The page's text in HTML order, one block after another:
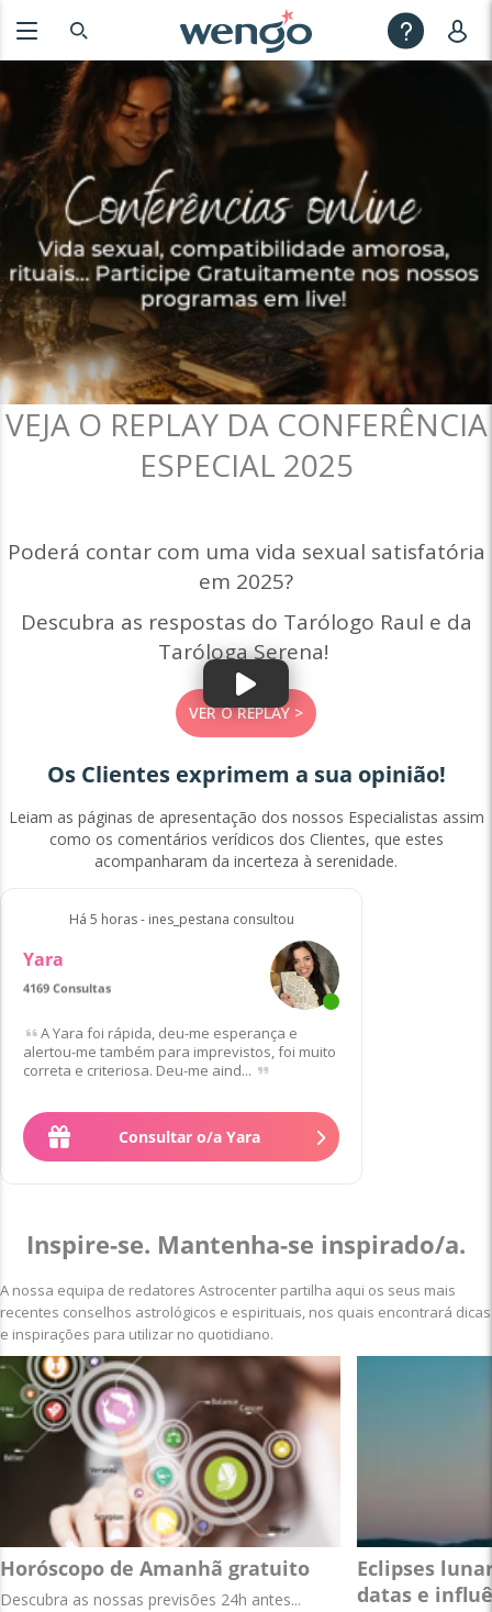
VEJA O REPLAY DA CONFERÊNCIA
ESPECIAL 2025
Poderá contar com uma vida sexual satisfatória
em 2025?
Descubra as respostas do Tarólogo Raul e da
Taróloga Serena!
VER O REPLAY >
Os Clientes exprimem a sua opinião!
Leiam as páginas de apresentação dos nossos Especialistas assim
como os comentários verídicos dos Clientes, que estes
acompanharam da incerteza à serenidade.
Há 5 horas - ines_pestana consultou
Yara
4169 Consultas
A Yara foi rápida, deu-me esperança e
alertou-me também para imprevistos, foi muito
correta e criteriosa. Deu-me aind...
Consultar o/a Yara
Inspire-se. Mantenha-se inspirado/a.
A nossa equipa de redatores Astrocenter partilha aqui os seus mais
recentes conselhos astrológicos e espirituais, nos quais encontrará dicas
e inspirações para utilizar no quotidiano.
Horóscopo de Amanhã gratuito
Descubra as nossas previsões 24h antes...
Eclipses
datas e